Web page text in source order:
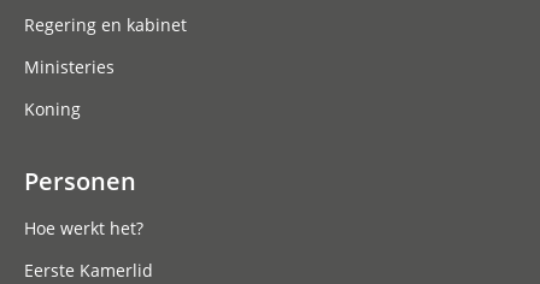
Regering en kabinet
Ministeries
Koning
Personen
Hoe werkt het?
Eerste Kamerlid